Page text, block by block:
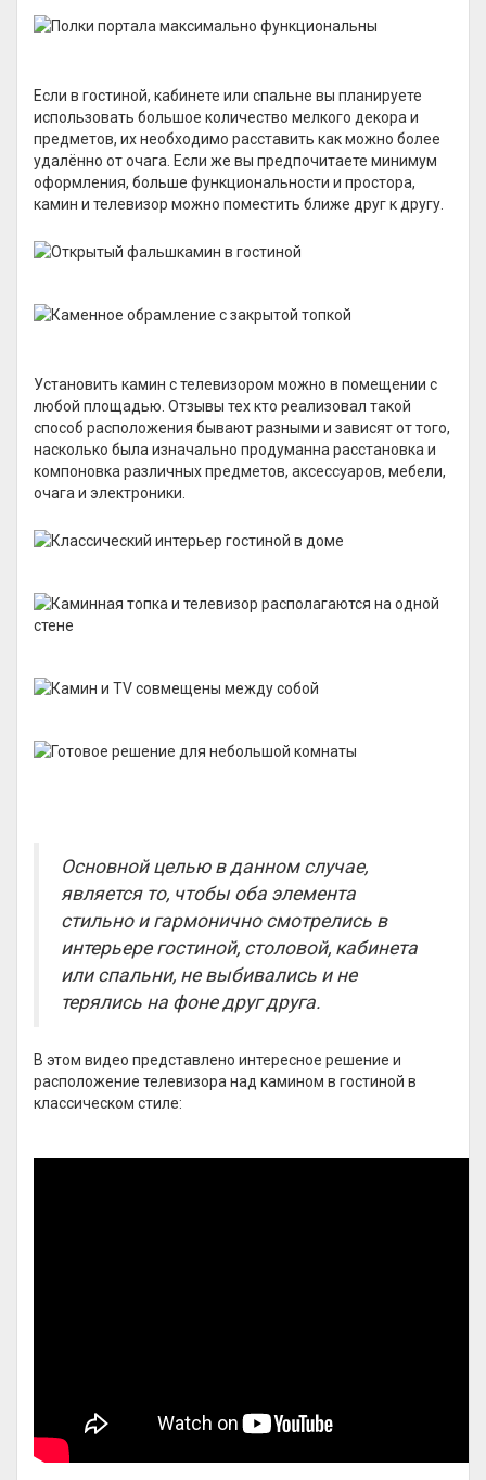
Если в гостиной, кабинете или спальне вы планируете
использовать большое количество мелкого декора и
предметов, их необходимо расставить как можно более
удалённо от очага. Если же вы предпочитаете минимум
оформления, больше функциональности и простора,
камин и телевизор можно поместить ближе друг к другу.
Установить камин с телевизором можно в помещении с
любой площадью. Отзывы тех кто реализовал такой
способ расположения бывают разными и зависят от того,
насколько была изначально продуманна расстановка и
компоновка различных предметов, аксессуаров, мебели,
очага и электроники.
Основной целью в данном случае,
является то, чтобы оба элемента
стильно и гармонично смотрелись в
интерьере гостиной, столовой, кабинета
или спальни, не выбивались и не
терялись на фоне друг друга.
В этом видео представлено интересное решение и
расположение телевизора над камином в гостиной в
классическом стиле: